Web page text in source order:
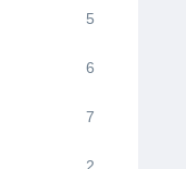
5
6
7